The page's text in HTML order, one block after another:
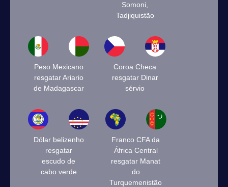
Somoni,
Tadjiquistão
Peso Mexicano
resgatar Ariario
de Madagascar
Coroa Checa
resgatar Dinar
sérvio
Dólar belizenho
resgatar
escudo de
cabo verde
Franco CFA da
África Central
resgatar Manat
do
Turquemenistão